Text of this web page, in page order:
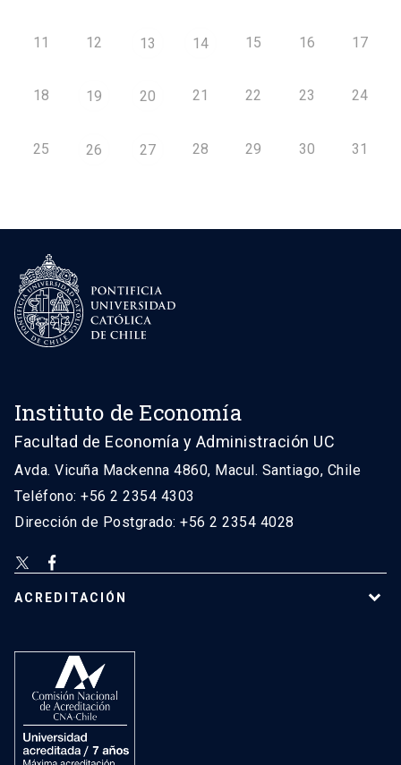
11 12 13 14 15 16 17
18 19 20 21 22 23 24
25 26 27 28 29 30 31
Instituto de Economía
Facultad de Economía y Administración UC
Avda. Vicuña Mackenna 4860, Macul. Santiago, Chile
Teléfono: +56 2 2354 4303
Dirección de Postgrado: +56 2 2354 4028
ACREDITACIÓN